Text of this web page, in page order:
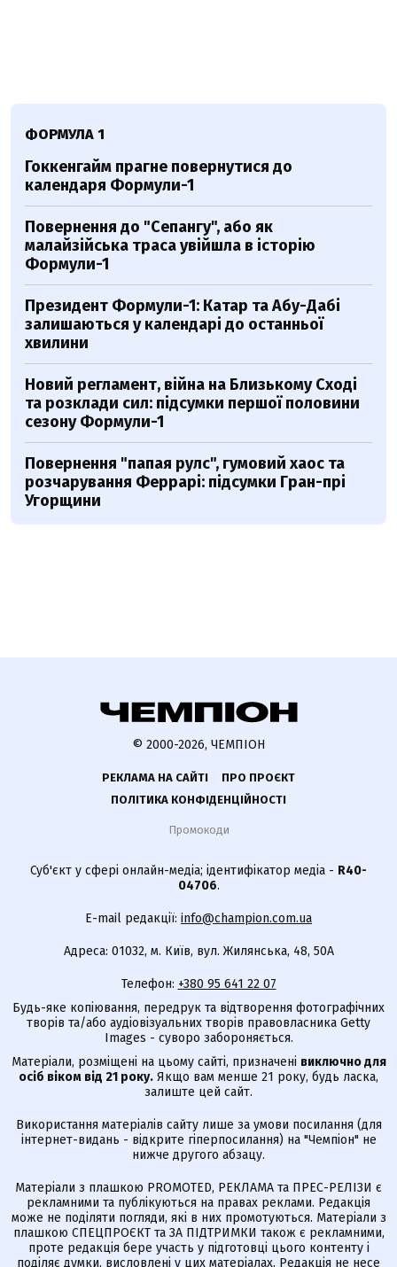
ФОРМУЛА 1
Гоккенгайм прагне повернутися до
календаря Формули-1
Повернення до "Сепангу", або як
малайзійська траса увійшла в історію
Формули-1
Президент Формули-1: Катар та Абу-Дабі
залишаються у календарі до останньої
хвилини
Новий регламент, війна на Близькому Сході
та розклади сил: підсумки першої половини
сезону Формули-1
Повернення "папая рулс", гумовий хаос та
розчарування Феррарі: підсумки Гран-прі
Угорщини
© 2000-2026, ЧЕМПІОН
РЕКЛАМА НА САЙТІ
ПРО ПРОЄКТ
ПОЛІТИКА КОНФІДЕНЦІЙНОСТІ
Промокоди
Суб'єкт у сфері онлайн-медіа; ідентифікатор медіа - R40-
04706.
E-mail редакції: info@champion.com.ua
Адреса: 01032, м. Київ, вул. Жилянська, 48, 50А
Телефон: +380 95 641 22 07
Будь-яке копіювання, передрук та відтворення фотографічних
творів та/або аудіовізуальних творів правовласника Getty
Images - суворо забороняється.
Матеріали, розміщені на цьому сайті, призначені виключно для
осіб віком від 21 року. Якщо вам менше 21 року, будь ласка,
залиште цей сайт.
Використання матеріалів сайту лише за умови посилання (для
інтернет-видань - відкрите гіперпосилання) на "Чемпіон" не
нижче другого абзацу.
Матеріали з плашкою PROMOTED, РЕКЛАМА та ПРЕС-РЕЛІЗИ є
рекламними та публікуються на правах реклами. Редакція
може не поділяти погляди, які в них промотуються. Матеріали з
плашкою СПЕЦПРОЄКТ та ЗА ПІДТРИМКИ також є рекламними,
проте редакція бере участь у підготовці цього контенту і
поділяє думки, висловлені у цих матеріалах. Редакція не несе